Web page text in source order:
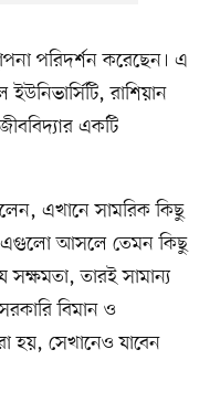
পরিদর্শন করেছেন। এ
ইউনিভার্সিটি, রাশিয়ান
একটি
এখানে সামরিক কিছু
এগুলো আসলে তেমন কিছু
সক্ষমতা, তারই সামান্য
বিমান ও
হয়, সেখানেও যাবেন